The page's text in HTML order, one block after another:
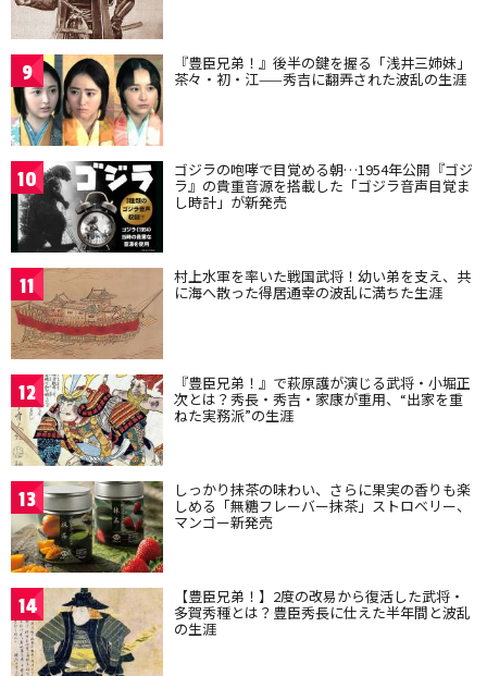
9 『豊臣兄弟！』後半の鍵を握る「浅井三姉妹」
茶々・初・江——秀吉に翻弄された波乱の生涯
10 ゴジラの咆哮で目覚める朝…1954年公開『ゴジ
ラ』の貴重音源を搭載した「ゴジラ音声目覚ま
し時計」が新発売
11 村上水軍を率いた戦国武将！幼い弟を支え、共
に海へ散った得居通幸の波乱に満ちた生涯
12 『豊臣兄弟！』で萩原護が演じる武将・小堀正
次とは？秀長・秀吉・家康が重用、“出家を重
ねた実務派”の生涯
13 しっかり抹茶の味わい、さらに果実の香りも楽
しめる「無糖フレーバー抹茶」ストロベリー、
マンゴー新発売
14 【豊臣兄弟！】2度の改易から復活した武将・
多賀秀種とは？豊臣秀長に仕えた半年間と波乱
の生涯